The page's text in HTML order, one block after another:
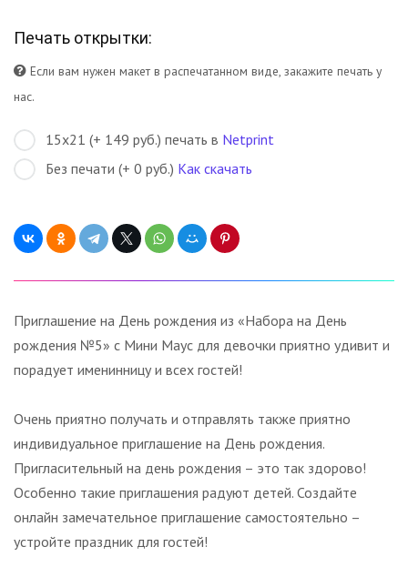
Печать открытки:
Если вам нужен макет в распечатанном виде, закажите печать у
нас.
15х21 (+ 149 руб.) печать в Netprint
Без печати (+ 0 руб.) Как скачать
Приглашение на День рождения из «Набора на День
рождения №5» с Мини Маус для девочки приятно удивит и
порадует именинницу и всех гостей!
Очень приятно получать и отправлять также приятно
индивидуальное приглашение на День рождения.
Пригласительный на день рождения – это так здорово!
Особенно такие приглашения радуют детей. Создайте
онлайн замечательное приглашение самостоятельно –
устройте праздник для гостей!